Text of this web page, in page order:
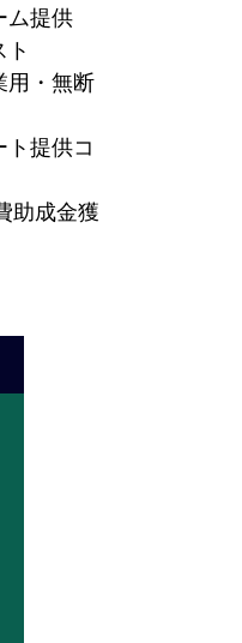
ム提供
用・無断
提供コ
助成金獲